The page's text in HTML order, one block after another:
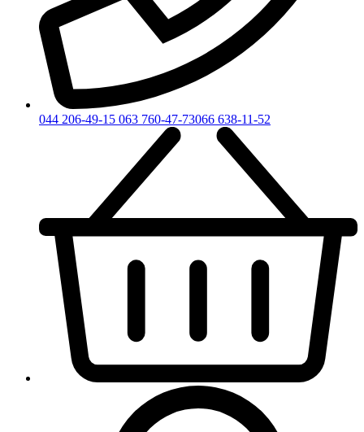
044 206-49-15 063 760-47-73066 638-11-52